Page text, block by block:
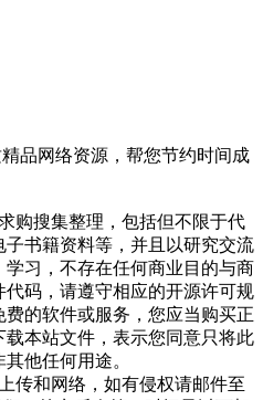
品网络资源，帮您节约时间成
购搜集整理，包括但不限于代
书籍资料等，并且以研究交流
习，不存在任何商业目的与商
码，请遵守相应的开源许可规
的软件或服务，您应当购买正
本站文件，表示您同意只将此
他任何用途。
传和网络，如有侵权请邮件至